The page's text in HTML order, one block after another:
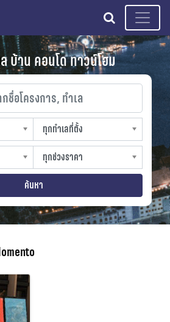
search
บ้าน คอนโด ทาวน์โฮม
ครงการ, ทำเล
ทุกทำเลที่ตั้ง
slocation
ทุกช่วงราคา
sprice
ค้นหา